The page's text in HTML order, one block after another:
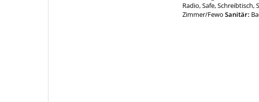
Radio, Safe,
Zimmer/Fewo Sanitär: